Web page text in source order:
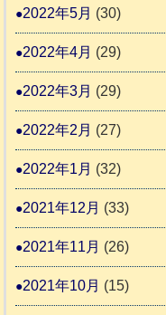
2022年5月 (30)
2022年4月 (29)
2022年3月 (29)
2022年2月 (27)
2022年1月 (32)
2021年12月 (33)
2021年11月 (26)
2021年10月 (15)